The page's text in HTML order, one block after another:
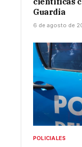
Guardia
6 de agosto de
POLICIALES